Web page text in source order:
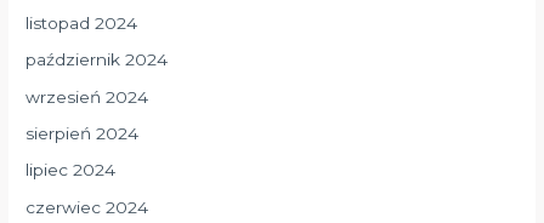
listopad 2024
październik 2024
wrzesień 2024
sierpień 2024
lipiec 2024
czerwiec 2024